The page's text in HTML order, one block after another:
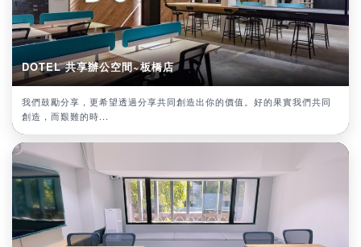
DOTEL 共享辦公空間~板橋店
我們鼓勵分享，更希望透過分享共同創造出你的價值。好的果實我們共同
創造，而艱難的時...